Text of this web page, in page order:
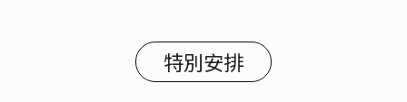
特別安排